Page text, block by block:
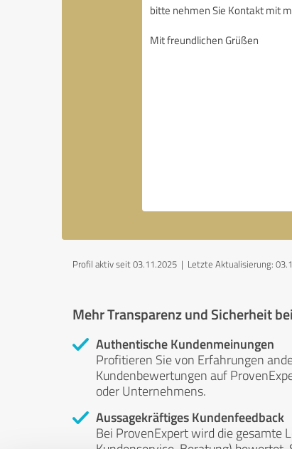
Profil aktiv seit 03.11.2025 | Letzte Aktualisierung:
Mehr Transparenz und Sicherheit
Authentische Kundenmeinungen
Profitieren Sie von Erfahrungen
Kundenbewertungen auf
oder Unternehmens.
Aussagekräftiges Kundenfeedback
Bei ProvenExpert wird die gesamte